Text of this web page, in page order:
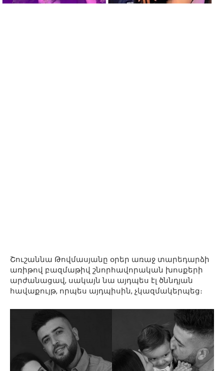
Շուշաննա Թովմասյանը օրեր առաջ տարեդարձի
առիթով բազմաթիվ շնորհավորական խոսքերի
արժանացավ, սակայն նա այդպես էլ ծննդյան
հավաքույթ, որպես այդպիսին, չկազմակերպեց։